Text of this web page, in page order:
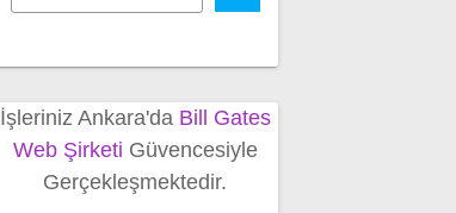
İşleriniz Ankara'da Bill Gates
Web Şirketi Güvencesiyle
Gerçekleşmektedir.